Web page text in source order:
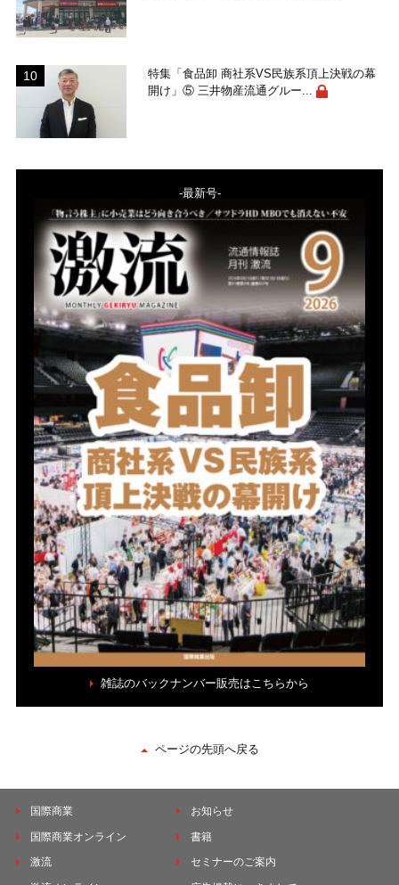
特集「食品卸 商社系VS民族系頂上決戦の幕
開け」⑤ 三井物産流通グルー...
-最新号-
雑誌のバックナンバー販売はこちらから
ページの先頭へ戻る
国際商業
国際商業オンライン
激流
お知らせ
書籍
セミナーのご案内